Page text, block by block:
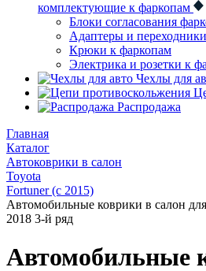
комплектующие к фаркопам
Блоки согласования
Адаптеры и
Крюки к фаркопам
Электрика и розетки к
Чехлы для
Распродажа
Главная
Каталог
Автоковрики в салон
Toyota
Fortuner (с 2015)
Автомобильные коврики в салон
2018 3-й ряд
Автомобильные